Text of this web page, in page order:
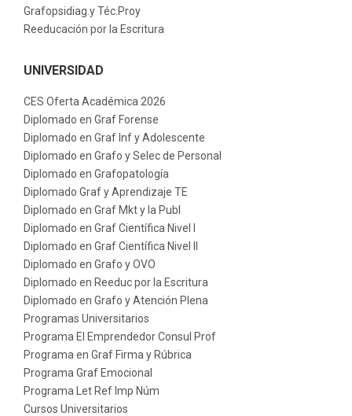
Grafopsidiag.y Téc.Proy
Reeducación por la Escritura
UNIVERSIDAD
CES Oferta Académica 2026
Diplomado en Graf Forense
Diplomado en Graf Inf y Adolescente
Diplomado en Grafo y Selec de Personal
Diplomado en Grafopatología
Diplomado Graf y Aprendizaje TE
Diplomado en Graf Mkt y la Publ
Diplomado en Graf Científica Nivel I
Diplomado en Graf Científica Nivel II
Diplomado en Grafo y OVO
Diplomado en Reeduc por la Escritura
Diplomado en Grafo y Atención Plena
Programas Universitarios
Programa El Emprendedor Consul Prof
Programa en Graf Firma y Rúbrica
Programa Graf Emocional
Programa Let Ref Imp Núm
Cursos Universitarios